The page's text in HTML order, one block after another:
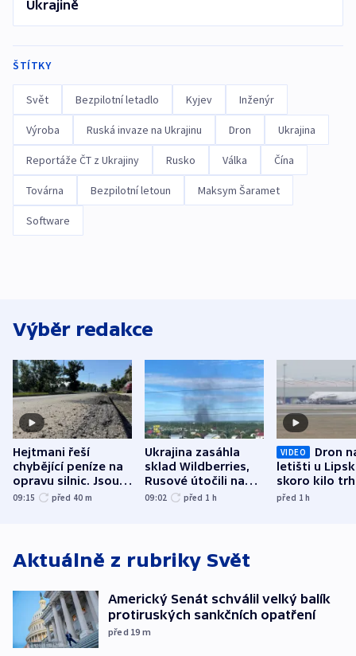
Ukrajině
ŠTÍTKY
Svět Bezpilotní letadlo Kyjev Inženýr
Výroba Ruská invaze na Ukrajinu Dron Ukrajina
Reportáže ČT z Ukrajiny Rusko Válka Čína
Továrna Bezpilotní letoun Maksym Šaramet
Software
Výběr redakce
Hejtmani řeší
chybějící peníze na
opravu silnic. Jsou
nenárokové, namítá
09:15 před 40 m
Ukrajina zasáhla
sklad Wildberries,
Rusové útočili na
trh, hasiče či
09:02 před 1 h
VIDEO
Dron
letišti u
skoro kilo
indicie
před 1h
Aktuálně z rubriky Svět
Americký Senát schválil velký balík
protiruských sankčních opatření
před 19 m